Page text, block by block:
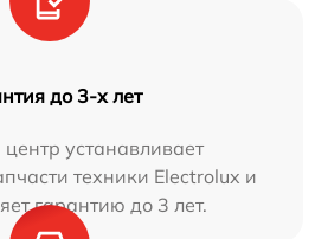
до 3-х лет
устанавливает
техники Electrolux и
гарантию до 3 лет.